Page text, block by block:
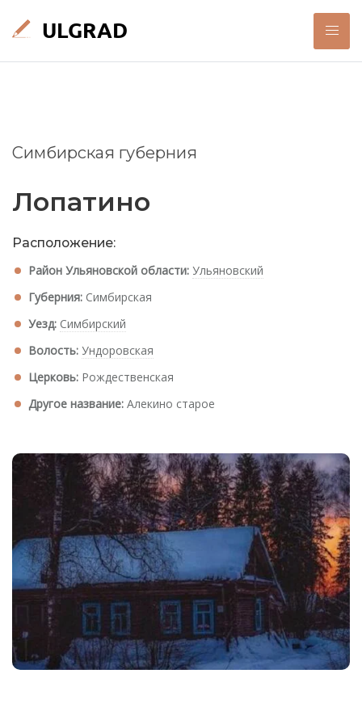
Симбирская губерния
Лопатино
Расположение:
Район Ульяновской области: Ульяновский
Губерния: Симбирская
Уезд: Симбирский
Волость: Ундоровская
Церковь: Рождественская
Другое название: Алекино старое